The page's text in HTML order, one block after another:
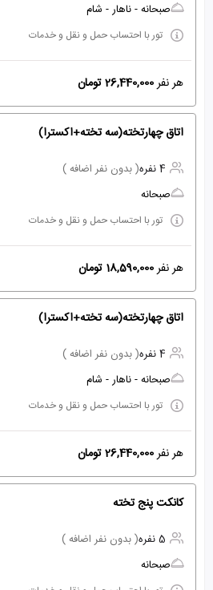
صبحانه - ناهار - شام
تور با احتساب حمل و نقل و خدمات
هر نفر26,440,000 تومان
اتاق چهارتخته(سه تخته+اکسترا)
4 نفره
( بدون نفر اضافه )
صبحانه
تور با احتساب حمل و نقل و خدمات
هر نفر18,590,000 تومان
اتاق چهارتخته(سه تخته+اکسترا)
4 نفره
( بدون نفر اضافه )
صبحانه - ناهار - شام
تور با احتساب حمل و نقل و خدمات
هر نفر26,440,000 تومان
کانکت پنج تخته
5 نفره
( بدون نفر اضافه )
صبحانه